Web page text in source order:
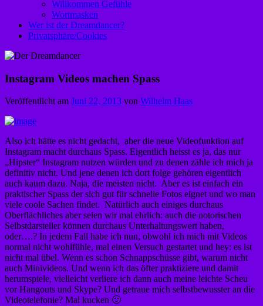
Willkommen Gefühle
Wortmasken
Wer ist der Dreamdancer?
Privatsphäre/Cookies
Instagram Videos machen Spass
Veröffentlicht am Juni 22, 2013 von Wilhelm Haas
Also ich hätte es nicht gedacht, aber die neue Videofunktion auf
Instagram macht durchaus Spass. Eigentlich heisst es ja, das nur
„Hipster“ Instagram nutzen würden und zu denen zähle ich mich ja
definitiv nicht. Und jene denen ich dort folge gehören eigentlich
auch kaum dazu. Naja, die meisten nicht. Aber es ist einfach ein
praktischer Spass der sich gut für schnelle Fotos eignet und wo man
viele coole Sachen findet. Natürlich auch einiges durchaus
Oberflächliches aber seien wir mal ehrlich: auch die notorischen
Selbstdarsteller können durchaus Unterhaltungswert haben,
oder….? In jedem Fall habe ich nun, obwohl ich mich mit Videos
normal nicht wohlfühle, mal einen Versuch gestartet und hey: es ist
nicht mal übel. Wenn es schon Schnappschüsse gibt, warum nicht
auch Minivideos. Und wenn ich das öfter praktiziere und damit
herumspiele, vielleicht verliere ich dann auch meine leichte Scheu
vor Hangouts und Skype? Und getraue mich selbstbewusster an die
Videotelefonie? Mal kucken 🙂